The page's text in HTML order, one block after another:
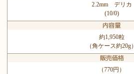
2.2mm デリカ
(10/0)
約1,950粒
（角ケース約20g）
（770円）